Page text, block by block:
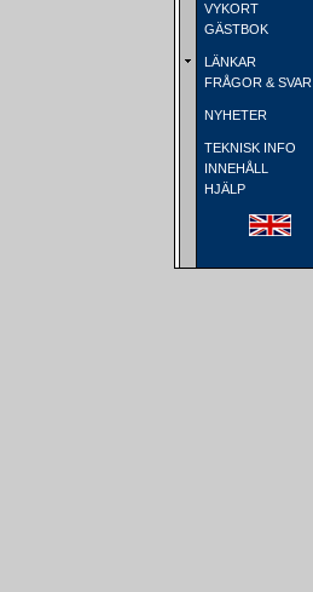
VYKORT
GÄSTBOK
LÄNKAR
FRÅGOR & SVAR
NYHETER
TEKNISK INFO
INNEHÅLL
HJÄLP